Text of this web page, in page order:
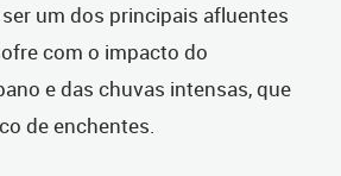
um dos principais afluentes
com o impacto do
e das chuvas intensas, que
de enchentes.